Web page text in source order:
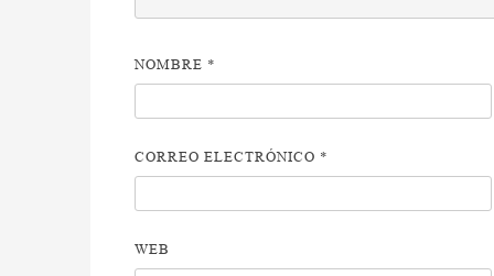
NOMBRE *
CORREO ELECTRÓNICO *
WEB